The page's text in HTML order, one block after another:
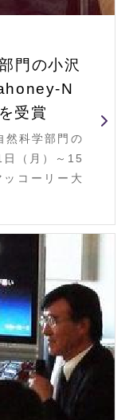
門の小沢
N
受賞
然科学部門の
（月）～15
コーリー大